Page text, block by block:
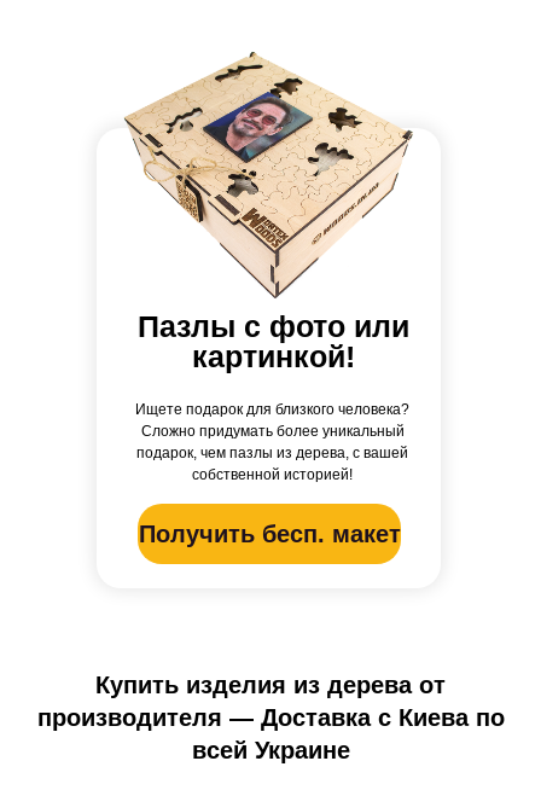
Пазлы с фото или
картинкой!
Ищете подарок для близкого человека?
Сложно придумать более уникальный
подарок, чем пазлы из дерева, с вашей
собственной историей!
Получить бесп. макет
Купить изделия из дерева от
производителя — Доставка с Киева по
всей Украине